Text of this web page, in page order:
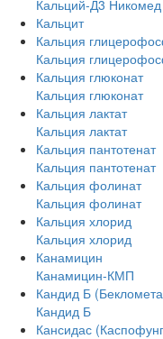
Кальций-Д3 Никомед
Кальцит
Кальция
Кальция
Кальция глюконат
Кальция глюконат
Кальция лактат
Кальция лактат
Кальция пантотенат
Кальция пантотенат
Кальция фолинат
Кальция фолинат
Кальция хлорид
Кальция хлорид
Канамицин
Канамицин-КМП
Кандид Б
Кандид Б
Кансидас